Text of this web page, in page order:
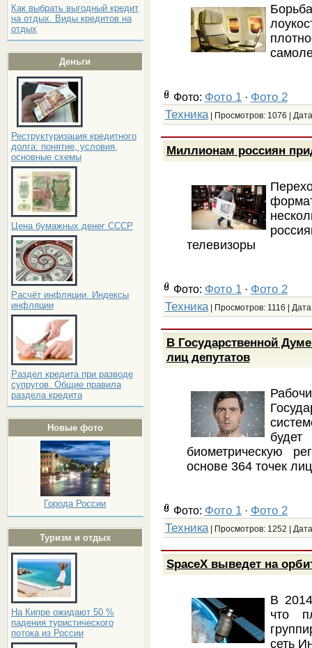
Как выбрать выгодный кредит
на отдых. Виды кредитов на
отдых
Деньги
Реструктуризация кредитного
долга: понятие, условия,
основные схемы
Цена бумажных денег СССР
Расчёт инфляции. Индексы
инфляции
Раздел кредита при разводе
супругов. Общие правила
раздела кредита
Новые фото
Города России
Туризм и отдых
На Кипре ожидают 50 %
падения туристического
потока из России
Фото: Фото 1· Фото 2
Техника| Просмотров: 1076 |
Миллионам россиян
телевизоры
Фото: Фото 1· Фото 2
Техника| Просмотров: 1116 |
В Государственной
лиц депутатов
биометрическую
основе 364 точек
Фото: Фото 1· Фото 2
Техника| Просмотров: 1252 |
SpaceX выведет на
В
что
сеть